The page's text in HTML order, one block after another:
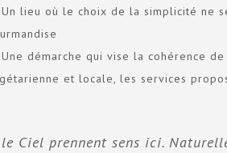
Un lieu où le choix de la simplicité ne
Une démarche qui vise la cohérence
et locale, les services
Ciel prennent sens ici.